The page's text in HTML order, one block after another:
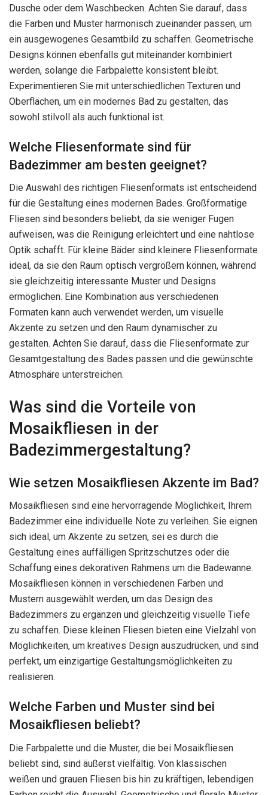
Dusche oder dem Waschbecken. Achten Sie darauf, dass
die Farben und Muster harmonisch zueinander passen, um
ein ausgewogenes Gesamtbild zu schaffen. Geometrische
Designs können ebenfalls gut miteinander kombiniert
werden, solange die Farbpalette konsistent bleibt.
Experimentieren Sie mit unterschiedlichen Texturen und
Oberflächen, um ein modernes Bad zu gestalten, das
sowohl stilvoll als auch funktional ist.
Welche Fliesenformate sind für
Badezimmer am besten geeignet?
Die Auswahl des richtigen Fliesenformats ist entscheidend
für die Gestaltung eines modernen Bades. Großformatige
Fliesen sind besonders beliebt, da sie weniger Fugen
aufweisen, was die Reinigung erleichtert und eine nahtlose
Optik schafft. Für kleine Bäder sind kleinere Fliesenformate
ideal, da sie den Raum optisch vergrößern können, während
sie gleichzeitig interessante Muster und Designs
ermöglichen. Eine Kombination aus verschiedenen
Formaten kann auch verwendet werden, um visuelle
Akzente zu setzen und den Raum dynamischer zu
gestalten. Achten Sie darauf, dass die Fliesenformate zur
Gesamtgestaltung des Bades passen und die gewünschte
Atmosphäre unterstreichen.
Was sind die Vorteile von
Mosaikfliesen in der
Badezimmergestaltung?
Wie setzen Mosaikfliesen Akzente im Bad?
Mosaikfliesen sind eine hervorragende Möglichkeit, Ihrem
Badezimmer eine individuelle Note zu verleihen. Sie eignen
sich ideal, um Akzente zu setzen, sei es durch die
Gestaltung eines auffälligen Spritzschutzes oder die
Schaffung eines dekorativen Rahmens um die Badewanne.
Mosaikfliesen können in verschiedenen Farben und
Mustern ausgewählt werden, um das Design des
Badezimmers zu ergänzen und gleichzeitig visuelle Tiefe
zu schaffen. Diese kleinen Fliesen bieten eine Vielzahl von
Möglichkeiten, um kreatives Design auszudrücken, und sind
perfekt, um einzigartige Gestaltungsmöglichkeiten zu
realisieren.
Welche Farben und Muster sind bei
Mosaikfliesen beliebt?
Die Farbpalette und die Muster, die bei Mosaikfliesen
beliebt sind, sind äußerst vielfältig. Von klassischen
weißen und grauen Fliesen bis hin zu kräftigen, lebendigen